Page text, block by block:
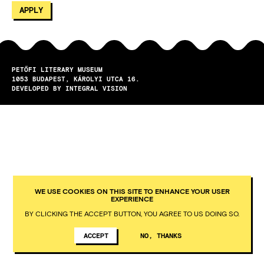
PETŐFI LITERARY MUSEUM
1053
BUDAPEST
KÁROLYI UTCA 16.
DEVELOPED BY INTEGRAL VISION
WE USE COOKIES ON THIS SITE TO ENHANCE YOUR USER
EXPERIENCE
BY CLICKING THE ACCEPT BUTTON, YOU AGREE TO US DOING SO.
ACCEPT NO, THANKS